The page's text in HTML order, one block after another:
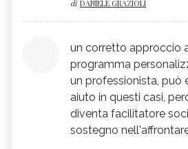
di DANIELE GRAZIOLI
un corretto approccio
programma
un professionista, può
aiuto in questi casi,
diventa facilitatore
sostegno